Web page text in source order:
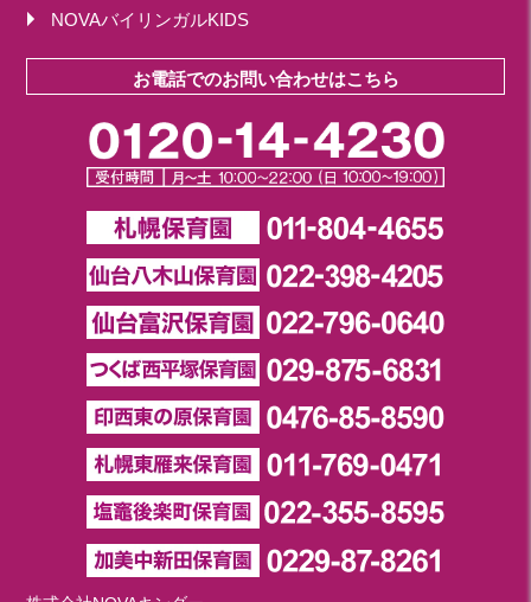
NOVAバイリンガルKIDS
お電話でのお問い合わせはこちら